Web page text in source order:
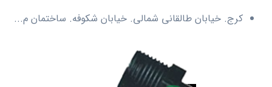
کرج. خیابان طالقانی شمالی. خیابان شکوفه. ساختمان م...